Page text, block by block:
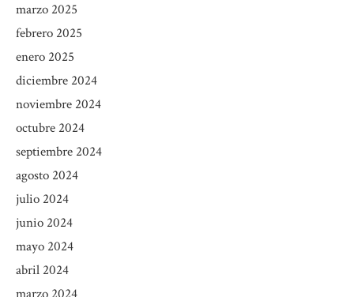
marzo 2025
febrero 2025
enero 2025
diciembre 2024
noviembre 2024
octubre 2024
septiembre 2024
agosto 2024
julio 2024
junio 2024
mayo 2024
abril 2024